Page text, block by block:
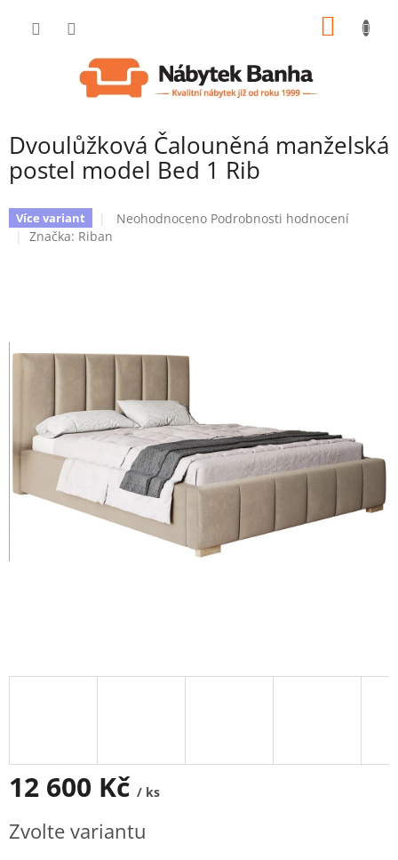
Dvoulůžková Čalouněná manželská
postel model Bed 1 Rib
Více variant
Průměrné
Neohodnoceno Podrobnosti hodnocení
Značka: Riban
12 600 Kč / ks
cena:
Zvolte variantu